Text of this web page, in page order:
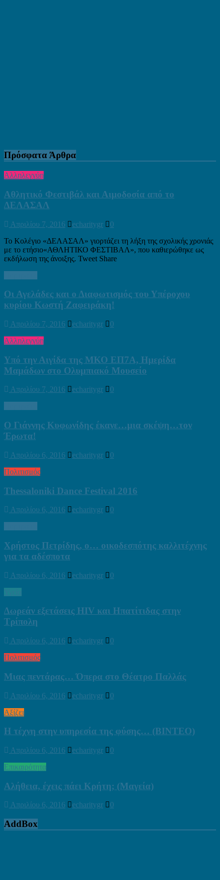
Πρόσφατα Άρθρα
Αλληλεγγύη
Αθλητικό Φεστιβάλ και Αιμοδοσία από το
ΔΕΛΑΣΑΛ
Απριλίου 7, 2016 echaritygr
0
Το Κολέγιο «ΔΕΛΑΣΑΛ» γιορτάζει τη λήξη της σχολικής χρονιάς
με το ετήσιο«ΑΘΛΗΤΙΚΟ ΦΕΣΤΙΒΑΛ», που καθιερώθηκε ως
εκδήλωση της άνοιξης. Tweet Share
Οι Αγελάδες και ο Διαφωτισμός του Υπέροχου
κυρίου Κωστή Ζαφειράκη!
Απριλίου 7, 2016 echaritygr
0
Αλληλεγγύη
Υπό την Αιγίδα της ΜΚΟ ΕΠ7Α, Ημερίδα
Μαμάδων στο Ολυμπιακό Μουσείο
Απριλίου 7, 2016 echaritygr
0
Ο Γιάννης Κυφωνίδης έκανε…μια σκέψη…τον
Έρωτα!
Απριλίου 6, 2016 echaritygr
0
Πολιτισμός
Thessaloniki Dance Festival 2016
Απριλίου 6, 2016 echaritygr
0
Χρήστος Πετρίδης, ο… οικοδεσπότης καλλιτέχνης
για τα αδέσποτα
Απριλίου 6, 2016 echaritygr
0
Δωρεάν εξετάσεις HIV και Ηπατίτιδας στην
Τρίπολη
Απριλίου 6, 2016 echaritygr
0
Πολιτισμός
Μιας πεντάρας… Όπερα στο Θέατρο Παλλάς
Απριλίου 6, 2016 echaritygr
0
Αξίζει
Η τέχνη στην υπηρεσία της φύσης… (ΒΙΝΤΕΟ)
Απριλίου 6, 2016 echaritygr
0
Επικαιρότητα
Αλήθεια, έχεις πάει Κρήτη; (Μαγεία)
Απριλίου 6, 2016 echaritygr 0
AddBox